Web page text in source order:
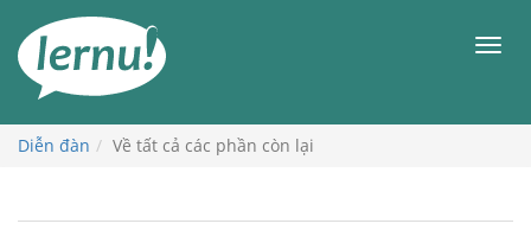
đến
phần
dung
Diễn đàn Về tất cả các phần còn lại